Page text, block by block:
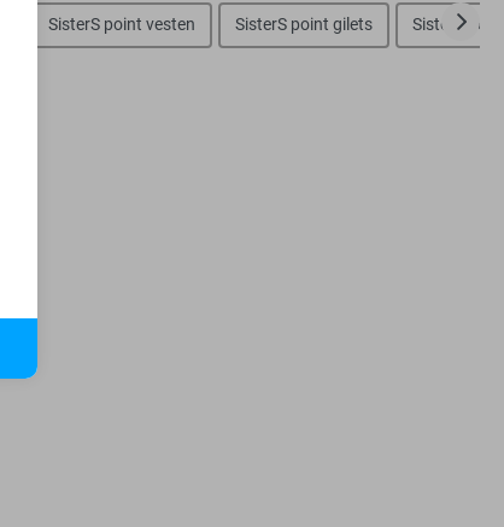
SisterS point vesten SisterS point gilets SisterS